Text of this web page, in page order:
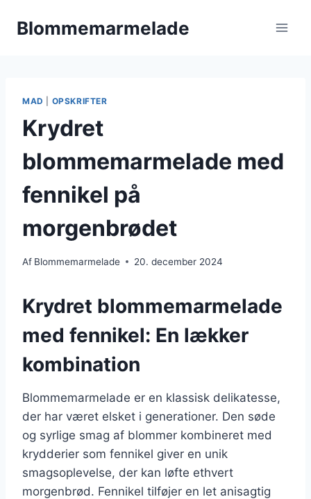
Blommemarmelade
MAD OPSKRIFTER
Krydret
blommemarmelade med
fennikel på
morgenbrødet
Af Blommemarmelade 20. december 2024
Krydret blommemarmelade
med fennikel: En lækker
kombination
Blommemarmelade er en klassisk delikatesse,
der har været elsket i generationer. Den søde
og syrlige smag af blommer kombineret med
krydderier som fennikel giver en unik
smagsoplevelse, der kan løfte ethvert
morgenbrød. Fennikel tilføjer en let anisagtig